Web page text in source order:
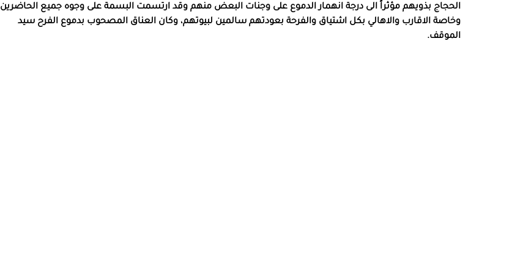
الحجاج بذويهم مؤثراً الى درجة انهمار الدموع على وجنات البعض منهم وقد ارتسمت البسمة على وجوه جميع الحاضرين
وخاصة الاقارب والاهالي بكل اشتياق والفرحة بعودتهم سالمين لبيوتهم، وكان العناق المصحوب بدموع الفرح سيد
الموقف.